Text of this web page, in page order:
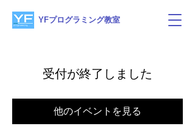
YFプログラミング教室
受付が終了しました
他のイベントを見る